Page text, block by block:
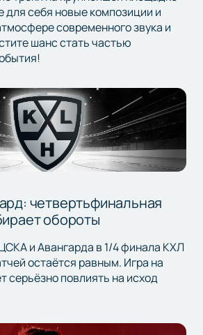
для себя новые композиции и
современного звука и
шанс стать частью
четвертьфинальная
обороты
и Авангарда в 1/4 финала КХЛ
остаётся равным. Игра на
серьёзно повлиять на исход